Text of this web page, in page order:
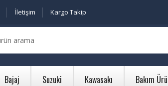
İletişim Kargo Takip
Bajaj Suzuki Kawasakı Bakım